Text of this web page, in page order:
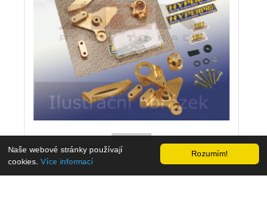
Rozumím!
Naše webové stránky používají
cookies. Více informací
Montážní sada pro tlumiče